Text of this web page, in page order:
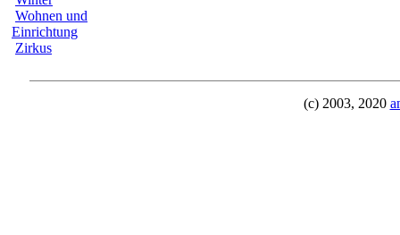
Wohnen und
Einrichtung
Zirkus
(c) 2003, 2020